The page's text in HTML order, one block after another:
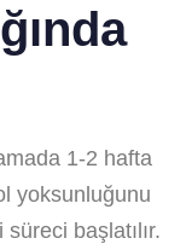
1-2 hafta
yoksunluğunu
başlatılır.